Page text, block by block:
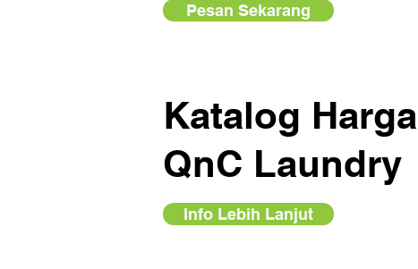
Pesan Sekarang
Katalog Harga
QnC Laundry
Info Lebih Lanjut